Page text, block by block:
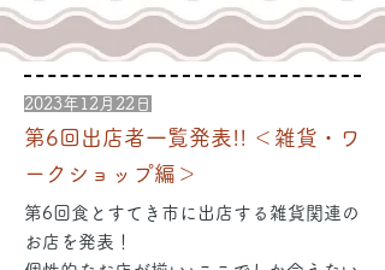
2023年12月22日
第6回出店者一覧発表!! ＜雑貨・ワ
ークショップ編＞
第6回食とすてき市に出店する雑貨関連の
お店を発表！